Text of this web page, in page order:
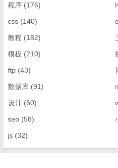
程序 (176)
css (140)
教程 (182)
模板 (210)
ftp (43)
数据库 (91)
设计 (60)
seo (58)
js (32)